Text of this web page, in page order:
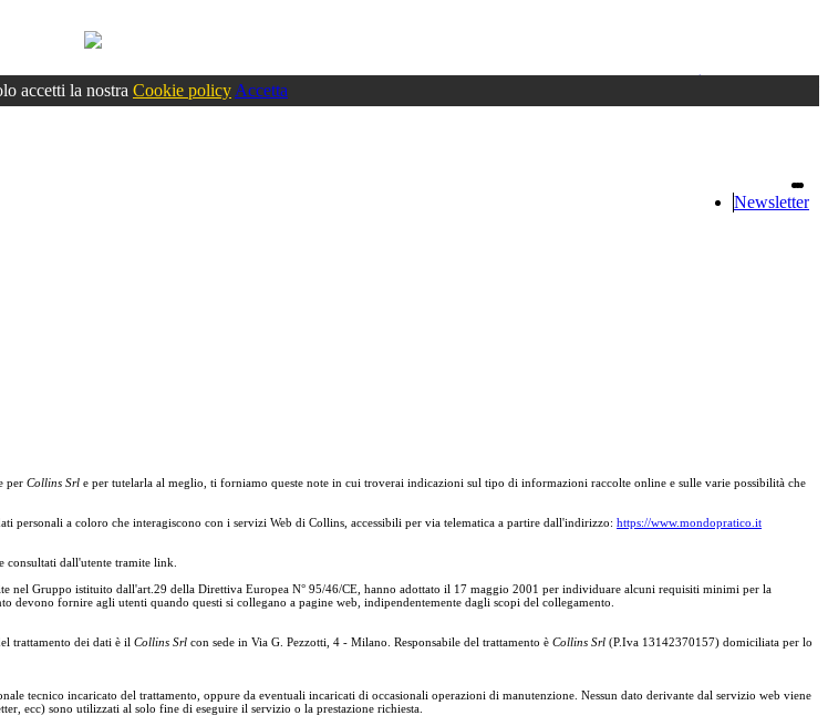
Accedioppure registrati
accetti la nostra Cookie policy Accetta
Newsletter
per Collins Srl e per tutelarla al meglio, ti forniamo queste note in cui troverai indicazioni sul tipo di informazioni raccolte online e sulle varie possibilità che
personali a coloro che interagiscono con i servizi Web di Collins, accessibili per via telematica a partire dall'indirizzo: https://www.mondopratico.it
consultati dall'utente tramite link.
nel Gruppo istituito dall'art.29 della Direttiva Europea N° 95/46/CE, hanno adottato il 17 maggio 2001 per individuare alcuni requisiti minimi per la
fornire agli utenti quando questi si collegano a pagine web, indipendentemente dagli scopi del collegamento.
trattamento dei dati è il Collins Srl con sede in Via G. Pezzotti, 4 - Milano. Responsabile del trattamento è Collins Srl (P.Iva 13142370157) domiciliata per lo
tecnico incaricato del trattamento, oppure da eventuali incaricati di occasionali operazioni di manutenzione. Nessun dato derivante dal servizio web viene
ecc) sono utilizzati al solo fine di eseguire il servizio o la prestazione richiesta.